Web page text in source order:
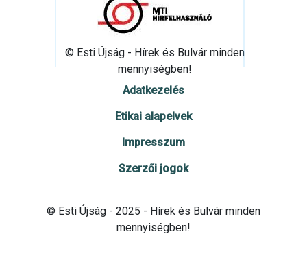
© Esti Újság - Hírek és Bulvár minden
mennyiségben!
Adatkezelés
Etikai alapelvek
Impresszum
Szerzői jogok
© Esti Újság - 2025 - Hírek és Bulvár minden
mennyiségben!